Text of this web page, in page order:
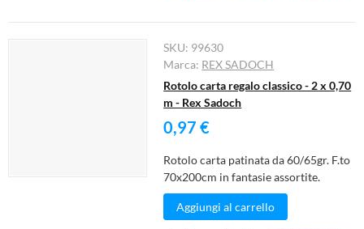
SKU: 99630
Marca: REX SADOCH
Rotolo carta regalo classico - 2 x 0,70
m - Rex Sadoch
0,97 €
Rotolo carta patinata da 60/65gr. F.to
70x200cm in fantasie assortite.
Aggiungi al carrello